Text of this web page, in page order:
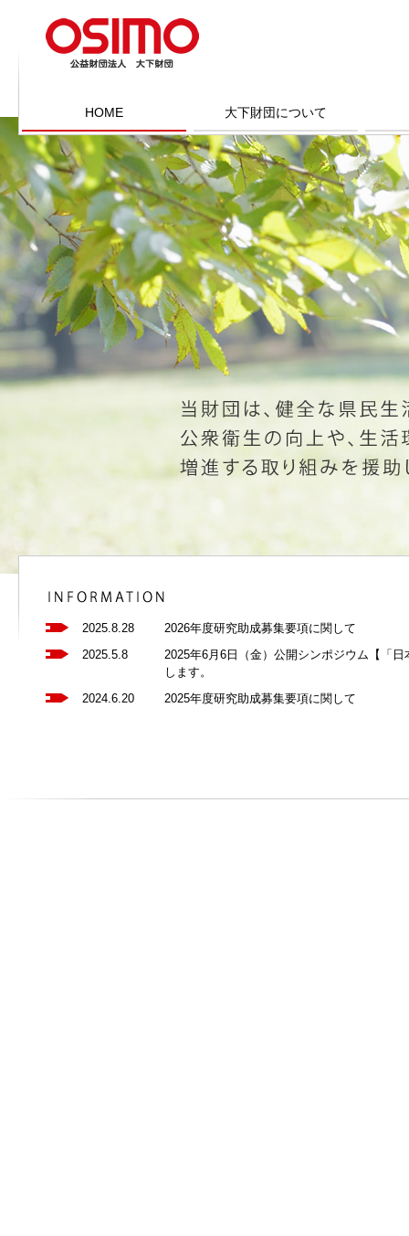
HOME 大下財団について
2025.8.28
2026年度研究助成募集要項に関して
2025.5.8
2025年6月6日（金）公開シンポジウム【「
します。
2024.6.20
2025年度研究助成募集要項に関して